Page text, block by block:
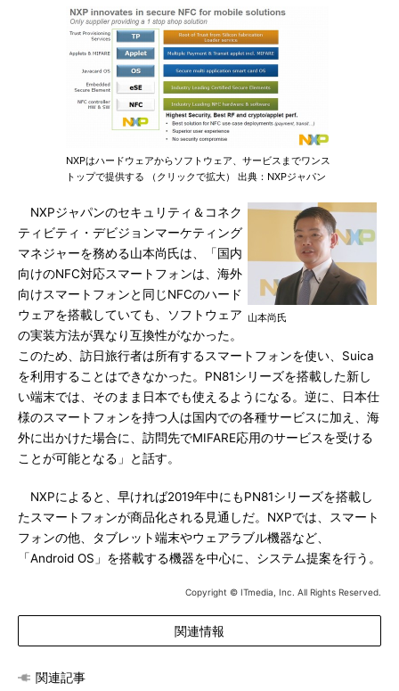
NXPはハードウェアからソフトウェア、サービスまでワンス
トップで提供する （クリックで拡大） 出典：NXPジャパン
山本尚氏
NXPジャパンのセキュリティ＆コネク
ティビティ・デビジョンマーケティング
マネジャーを務める山本尚氏は、「国内
向けのNFC対応スマートフォンは、海外
向けスマートフォンと同じNFCのハード
ウェアを搭載していても、ソフトウェア
の実装方法が異なり互換性がなかった。
このため、訪日旅行者は所有するスマートフォンを使い、Suica
を利用することはできなかった。PN81シリーズを搭載した新し
い端末では、そのまま日本でも使えるようになる。逆に、日本仕
様のスマートフォンを持つ人は国内での各種サービスに加え、海
外に出かけた場合に、訪問先でMIFARE応用のサービスを受ける
ことが可能となる」と話す。
NXPによると、早ければ2019年中にもPN81シリーズを搭載し
たスマートフォンが商品化される見通しだ。NXPでは、スマート
フォンの他、タブレット端末やウェアラブル機器など、
「Android OS」を搭載する機器を中心に、システム提案を行う。
Copyright © ITmedia, Inc. All Rights Reserved.
関連情報
関連記事